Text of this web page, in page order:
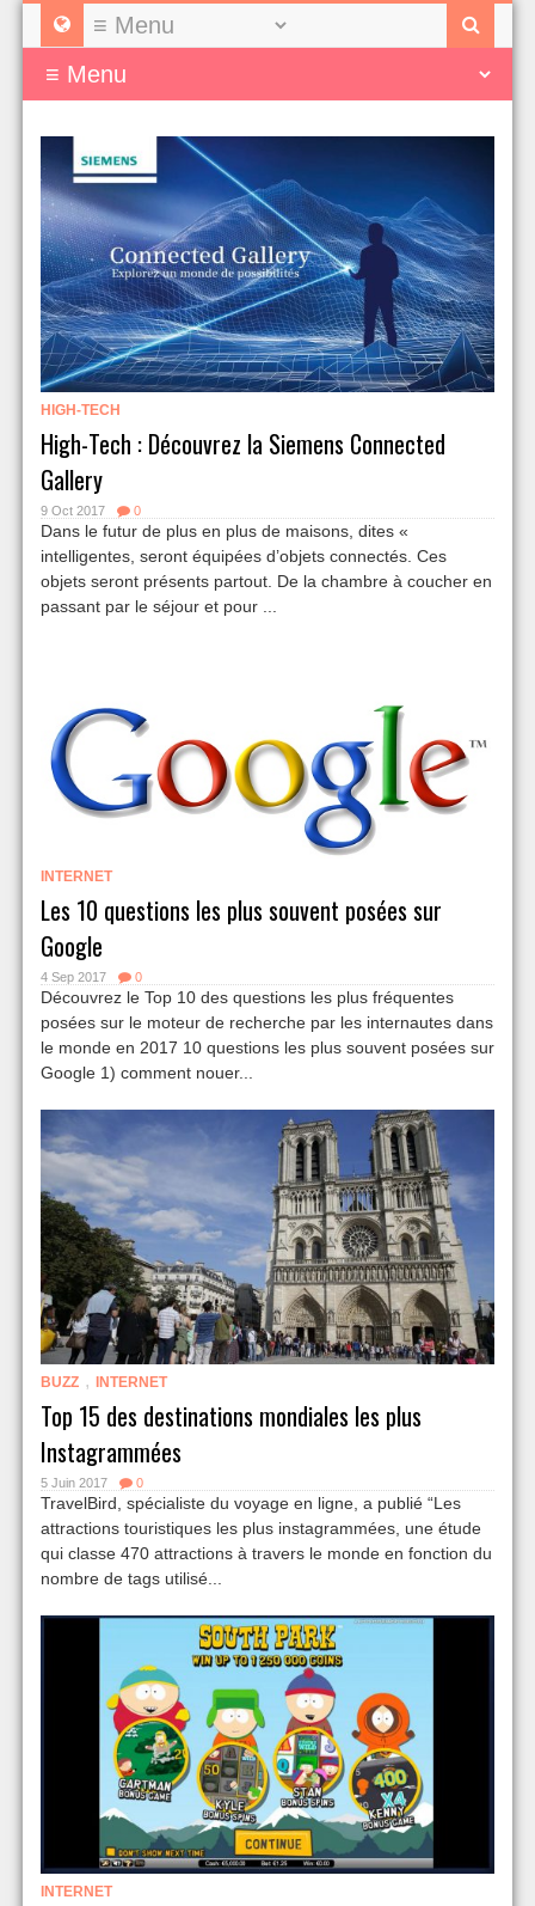
HIGH-TECH
High-Tech : Découvrez la Siemens Connected
Gallery
9 Oct 2017 0
Dans le futur de plus en plus de maisons, dites «
intelligentes, seront équipées d’objets connectés. Ces
objets seront présents partout. De la chambre à coucher en
passant par le séjour et pour ...
INTERNET
Les 10 questions les plus souvent posées sur
Google
4 Sep 2017 0
Découvrez le Top 10 des questions les plus fréquentes
posées sur le moteur de recherche par les internautes dans
le monde en 2017 10 questions les plus souvent posées sur
Google 1) comment nouer...
BUZZ , INTERNET
Top 15 des destinations mondiales les plus
Instagrammées
5 Juin 2017 0
TravelBird, spécialiste du voyage en ligne, a publié “Les
attractions touristiques les plus instagrammées, une étude
qui classe 470 attractions à travers le monde en fonction du
nombre de tags utilisé...
INTERNET